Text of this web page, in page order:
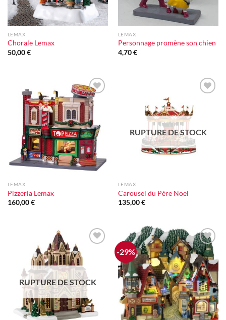
LEMAX
Chorale Lemax
50,00€
LEMAX
Personnage promène son chien
4,70€
Ajouter
à la liste
d'envie
LEMAX
Pizzeria Lemax
160,00€
à la liste
RUPTURE DE STOCK
LEMAX
Carousel du Père Noel
135,00€
RUPTURE DE STOCK
-29%
Ajouter
à la liste
d'envie